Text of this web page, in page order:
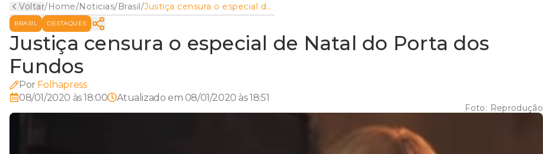
Voltar/Home/Noticias/Brasil/Justiça censura o especial de
Natal do Porta dos Fundos
BRASIL DESTAQUES
Justiça censura o especial de Natal do Porta dos
Fundos
Por Folhapress
08/01/2020 às 18:00
Atualizado em 08/01/2020 às 18:51
Foto: Reprodução